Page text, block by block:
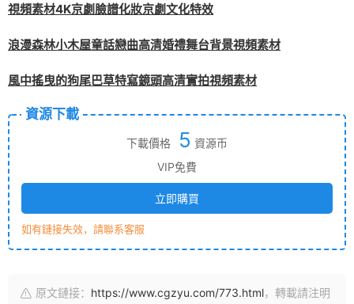
視頻素材4K京劇臉譜化妝京劇文化特效
浪漫森林小木屋童話戀曲高清婚禮舞台背景視頻素材
風中搖曳的狗尾巴草特寫鏡頭高清實拍視頻素材
資源下載
下載價格 5 資源币
VIP免費
立即購買
如有鏈接失效，請聯系客服
原文鏈接： https://www.cgzyu.com/773.html，轉載請注明